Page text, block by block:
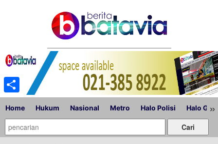
Home Hukum Nasional Metro Halo Polisi Halo »
Share